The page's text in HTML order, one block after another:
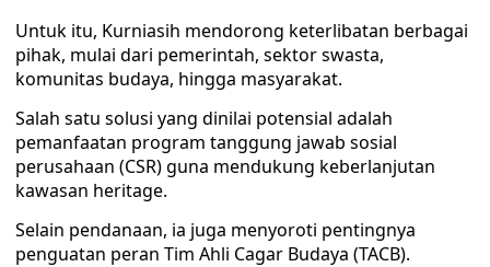
Untuk itu, Kurniasih mendorong keterlibatan berbagai
pihak, mulai dari pemerintah, sektor swasta,
komunitas budaya, hingga masyarakat.
Salah satu solusi yang dinilai potensial adalah
pemanfaatan program tanggung jawab sosial
perusahaan (CSR) guna mendukung keberlanjutan
kawasan heritage.
Selain pendanaan, ia juga menyoroti pentingnya
penguatan peran Tim Ahli Cagar Budaya (TACB).